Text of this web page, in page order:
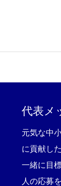
代表メ
元気な中
に貢献し
一緒に目
人の応募